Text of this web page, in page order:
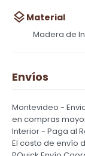
Material
Madera de
Envíos
Montevideo -
en compras
Interior - Paga al
El costo de envío